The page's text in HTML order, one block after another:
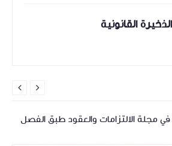
الذخيرة القانونية
مجلة الالتزامات والعقود طبق الفصل

